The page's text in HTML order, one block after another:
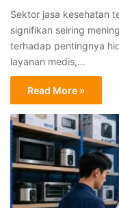
Sektor jasa kesehatan
signifikan seiring
terhadap pentingnya
layanan medis,…
Read More »